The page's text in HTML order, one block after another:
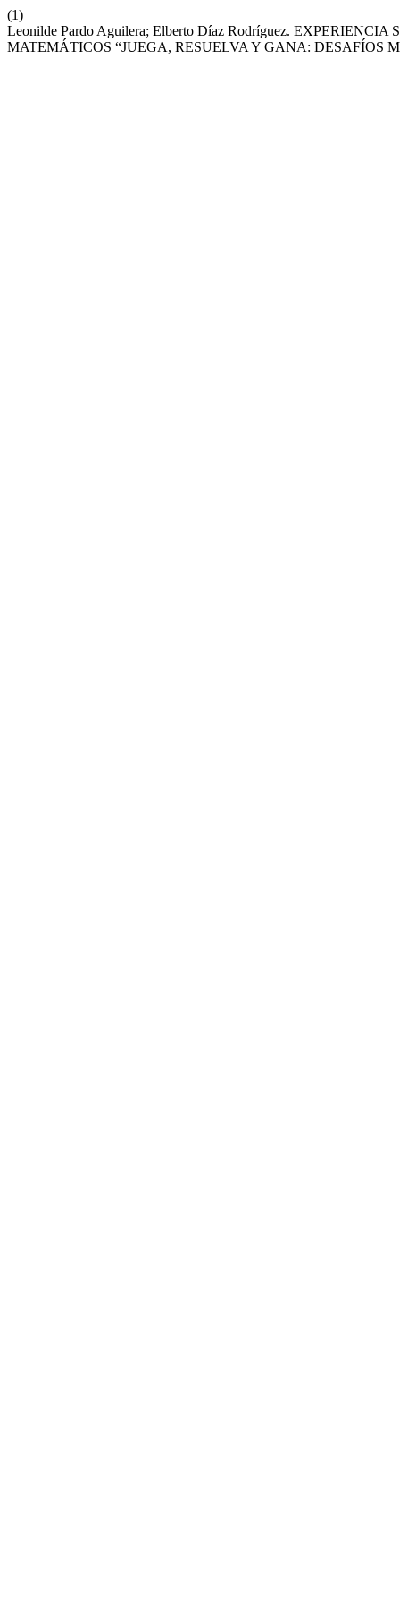
(1)
Leonilde Pardo Aguilera; Elberto Díaz Rodríguez.
MATEMÁTICOS “JUEGA, RESUELVA Y GANA: DESAFÍOS